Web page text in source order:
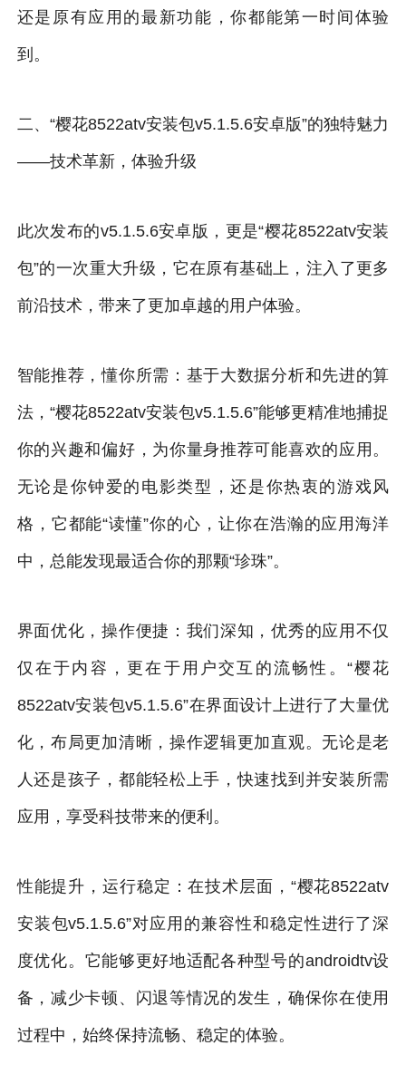
还是原有应用的最新功能，你都能第一时间体验
到。
二、“樱花8522atv安装包v5.1.5.6安卓版”的独特魅力
——技术革新，体验升级
此次发布的v5.1.5.6安卓版，更是“樱花8522atv安装
包”的一次重大升级，它在原有基础上，注入了更多
前沿技术，带来了更加卓越的用户体验。
智能推荐，懂你所需：基于大数据分析和先进的算
法，“樱花8522atv安装包v5.1.5.6”能够更精准地捕捉
你的兴趣和偏好，为你量身推荐可能喜欢的应用。
无论是你钟爱的电影类型，还是你热衷的游戏风
格，它都能“读懂”你的心，让你在浩瀚的应用海洋
中，总能发现最适合你的那颗“珍珠”。
界面优化，操作便捷：我们深知，优秀的应用不仅
仅在于内容，更在于用户交互的流畅性。“樱花
8522atv安装包v5.1.5.6”在界面设计上进行了大量优
化，布局更加清晰，操作逻辑更加直观。无论是老
人还是孩子，都能轻松上手，快速找到并安装所需
应用，享受科技带来的便利。
性能提升，运行稳定：在技术层面，“樱花8522atv
安装包v5.1.5.6”对应用的兼容性和稳定性进行了深
度优化。它能够更好地适配各种型号的androidtv设
备，减少卡顿、闪退等情况的发生，确保你在使用
过程中，始终保持流畅、稳定的体验。